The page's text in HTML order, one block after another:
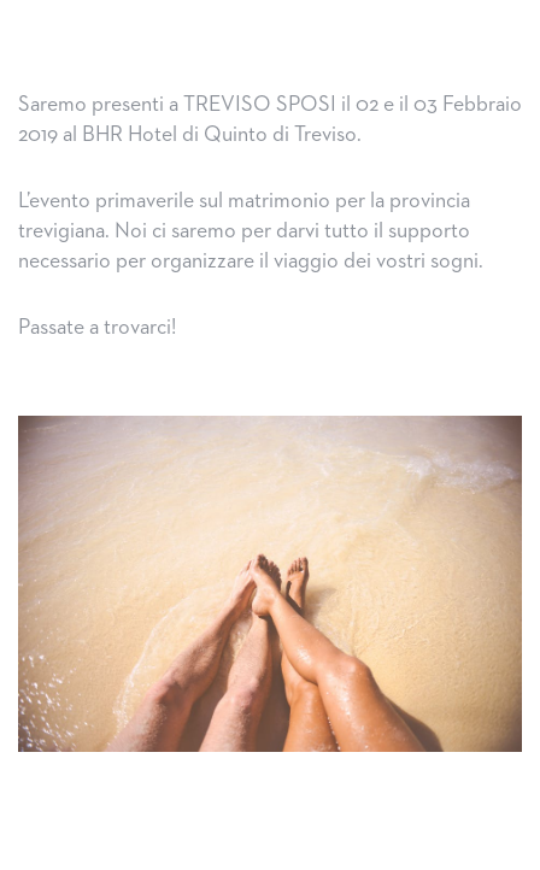
Saremo presenti a TREVISO SPOSI il 02 e il 03 Febbraio
2019 al BHR Hotel di Quinto di Treviso.
L’evento primaverile sul matrimonio per la provincia
trevigiana. Noi ci saremo per darvi tutto il supporto
necessario per organizzare il viaggio dei vostri sogni.
Passate a trovarci!